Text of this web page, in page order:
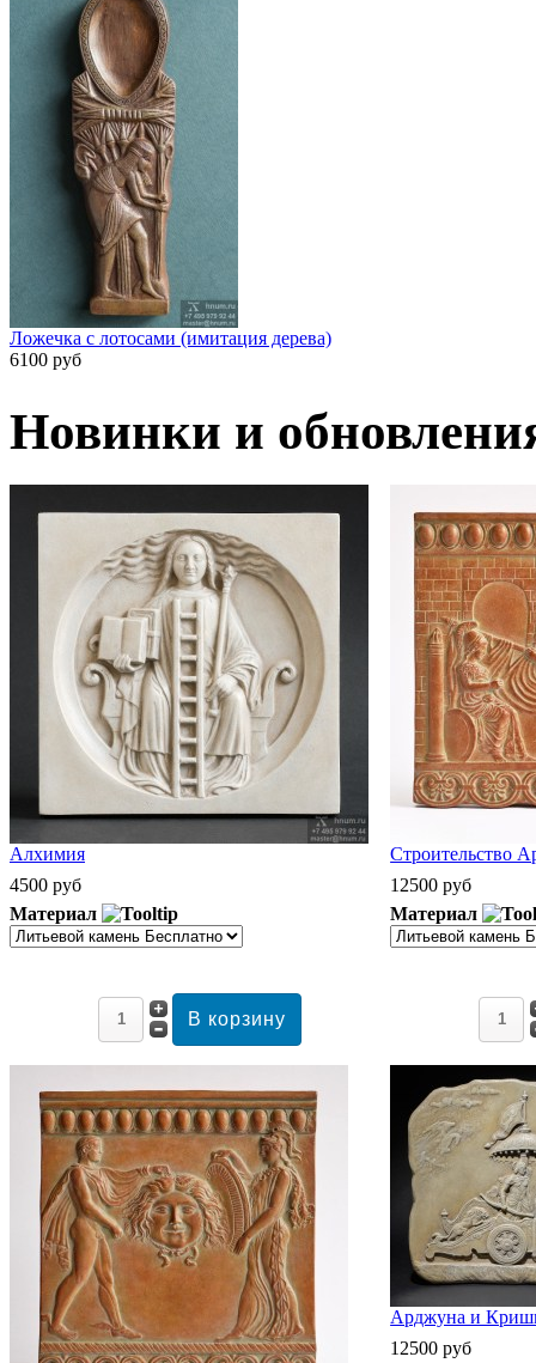
Ложечка с лотосами (имитация дерева)
6100 руб
Новинки и
Алхимия
4500 руб
Материал
Строительство
12500 руб
Материал
Арджуна и
12500 руб